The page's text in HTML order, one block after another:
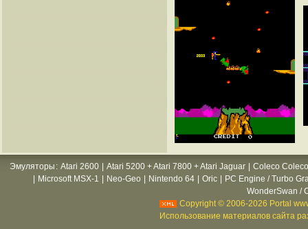
Эмуляторы : Atari 2600 Atari 5200 + Atari 7800 + Atari Jaguar
Coleco
Microsoft MSX-1 Neo-Geo Nintendo 64 Oric
PC Engine / Turbo
WonderSwan /
Copyright © 2006-2026 Portal
Использование материалов сайта